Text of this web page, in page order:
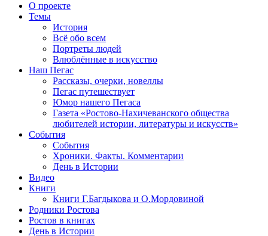
О проекте
Темы
История
Всё обо всем
Портреты людей
Влюблённые в искусство
Наш Пегас
Рассказы, очерки, новеллы
Пегас путешествует
Юмор нашего Пегаса
Газета «Ростово-Нахичеванского общества
любителей истории, литературы и искусств»
События
События
Хроники. Факты. Комментарии
День в Истории
Видео
Книги
Книги Г.Багдыкова и О.Мордовиной
Родники Ростова
Ростов в книгах
День в Истории